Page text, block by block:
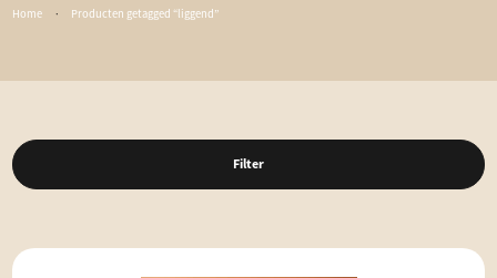
Home · Producten getagged “liggend”
Filter